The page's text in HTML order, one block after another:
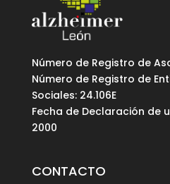
Número de Registro de
Número de Registro de
Sociales: 24.106E
Fecha de Declaración de
2000
CONTACTO